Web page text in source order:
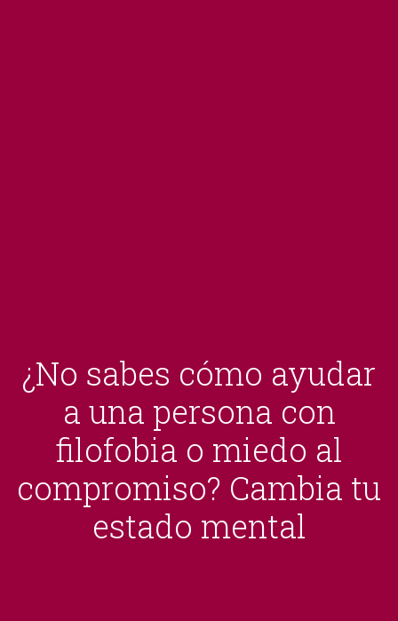
¿No sabes cómo ayudar
a una persona con
filofobia o miedo al
compromiso? Cambia tu
estado mental